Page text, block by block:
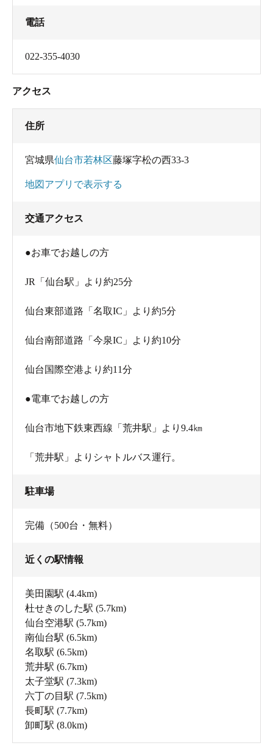
電話
022-355-4030
アクセス
住所
宮城県仙台市若林区藤塚字松の西33-3
地図アプリで表示する
交通アクセス
●お車でお越しの方
JR「仙台駅」より約25分
仙台東部道路「名取IC」より約5分
仙台南部道路「今泉IC」より約10分
仙台国際空港より約11分
●電車でお越しの方
仙台市地下鉄東西線「荒井駅」より9.4㎞
「荒井駅」よりシャトルバス運行。
駐車場
完備（500台・無料）
近くの駅情報
美田園駅 (4.4km)
杜せきのした駅 (5.7km)
仙台空港駅 (5.7km)
南仙台駅 (6.5km)
名取駅 (6.5km)
荒井駅 (6.7km)
太子堂駅 (7.3km)
六丁の目駅 (7.5km)
長町駅 (7.7km)
卸町駅 (8.0km)